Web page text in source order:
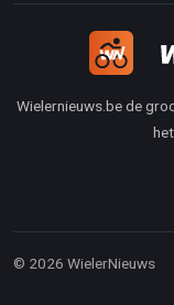
Wielernieuws.be de
© 2026 WielerNieuws